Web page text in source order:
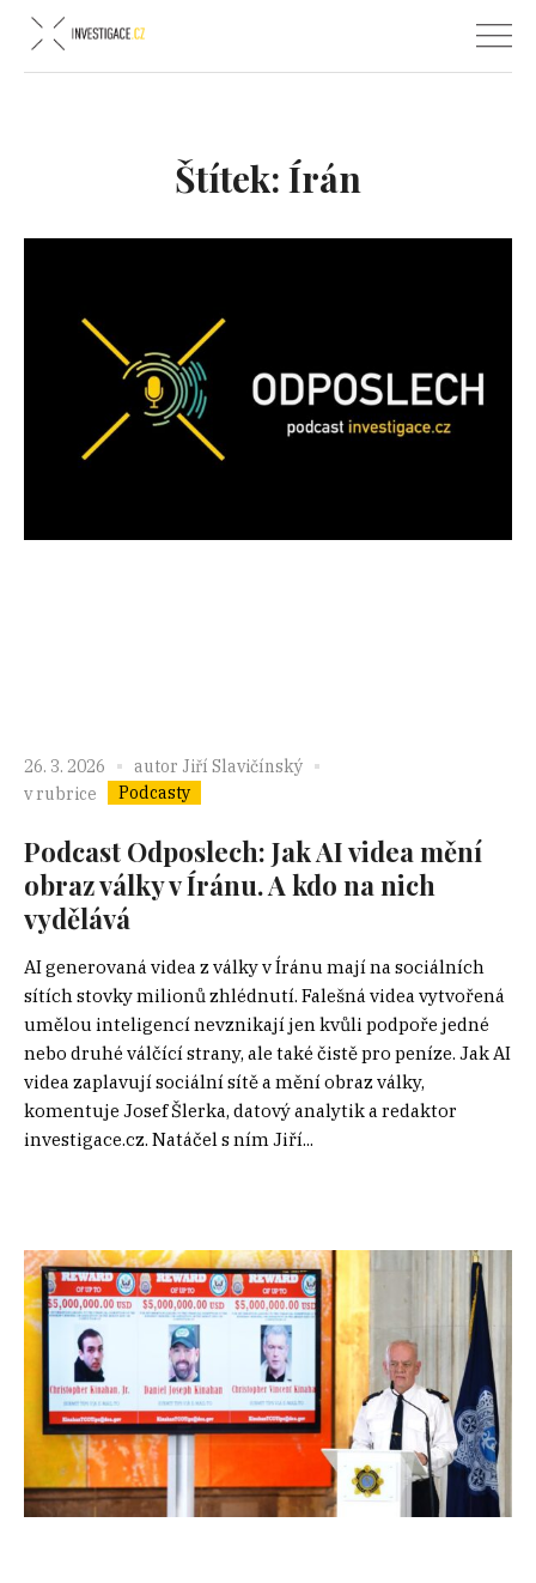
Štítek: Írán
26. 3. 2026 autor Jiří Slavičínský
v rubrice
Podcasty
Podcast Odposlech: Jak AI videa mění
obraz války v Íránu. A kdo na nich
vydělává
AI generovaná videa z války v Íránu mají na sociálních
sítích stovky milionů zhlédnutí. Falešná videa vytvořená
umělou inteligencí nevznikají jen kvůli podpoře jedné
nebo druhé válčící strany, ale také čistě pro peníze. Jak AI
videa zaplavují sociální sítě a mění obraz války,
komentuje Josef Šlerka, datový analytik a redaktor
investigace.cz. Natáčel s ním Jiří...